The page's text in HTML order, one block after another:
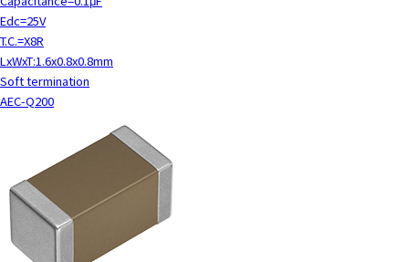
Edc=25V
T.C.=X8R
LxWxT:1.6x0.8x0.8mm
Soft termination
AEC-Q200